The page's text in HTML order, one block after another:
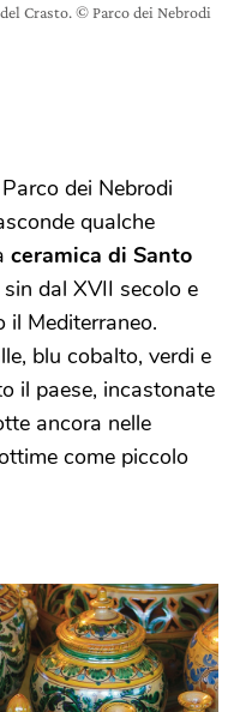
Crasto. © Parco dei Nebrodi
dei Nebrodi
qualche
ceramica di Santo
dal XVII secolo e
Mediterraneo.
blu cobalto, verdi e
il paese, incastonate
ancora nelle
come piccolo